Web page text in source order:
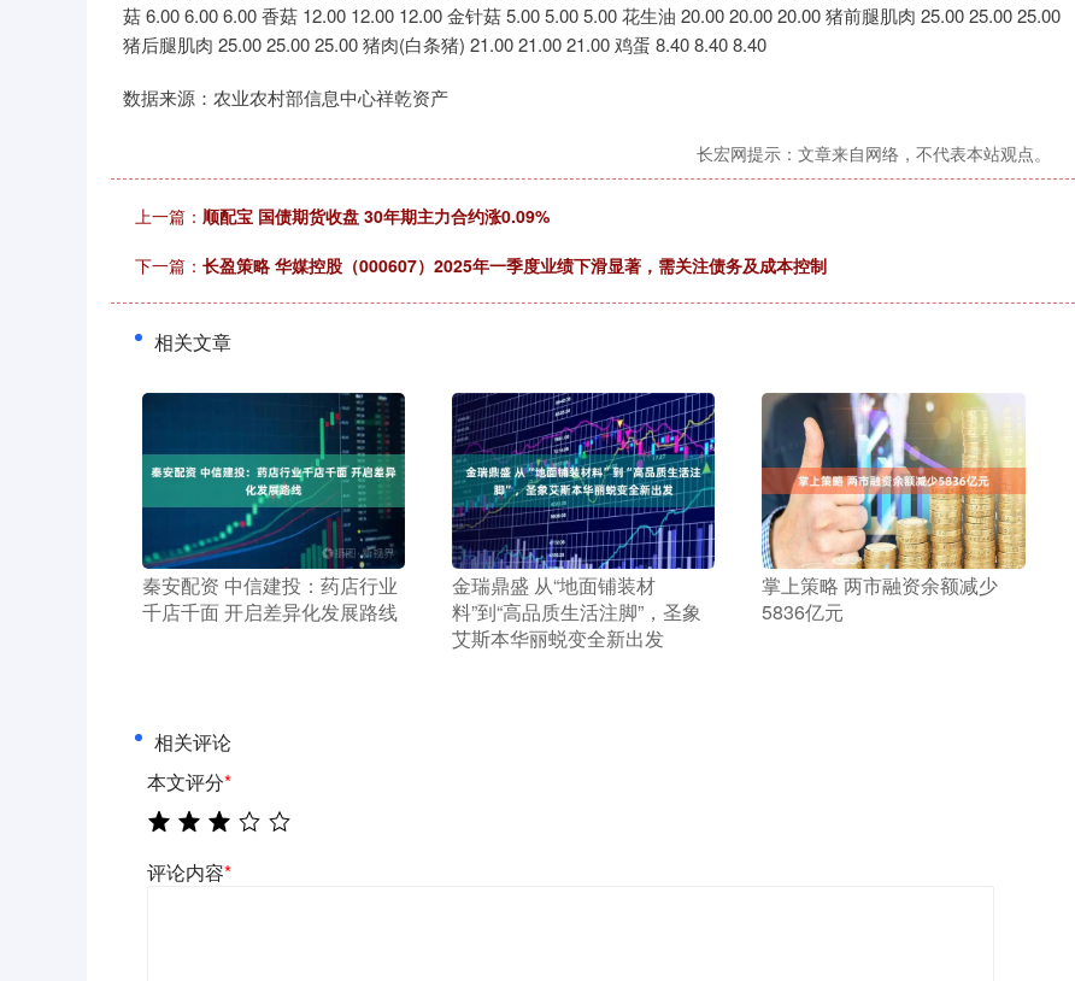
菇 6.00 6.00 6.00 香菇 12.00 12.00 12.00 金针菇 5.00 5.00 5.00 花生油 20.00 20.00 20.00 猪前腿肌肉 25.00 25.00 25.00
猪后腿肌肉 25.00 25.00 25.00 猪肉(白条猪) 21.00 21.00 21.00 鸡蛋 8.40 8.40 8.40
数据来源：农业农村部信息中心祥乾资产
长宏网提示：文章来自网络，不代表本站观点。
上一篇： 顺配宝 国债期货收盘 30年期主力合约涨0.09%
下一篇： 长盈策略 华媒控股（000607）2025年一季度业绩下滑显著，需关注债务及成本控制
相关文章
​秦安配资 中信建投：药店行业
千店千面 开启差异化发展路线
​金瑞鼎盛 从“地面铺装材
料”到“高品质生活注脚”，圣象
艾斯本华丽蜕变全新出发
​掌上策略 两市融资余额减少
5836亿元
相关评论
本文评分*
评论内容*